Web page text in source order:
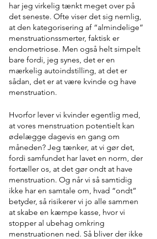
har jeg virkelig tænkt meget over på
det seneste. Ofte viser det sig nemlig,
at den kategorisering af “almindelige”
menstruationssmerter, faktisk er
endometriose. Men også helt simpelt
bare fordi, jeg synes, det er en
mærkelig autoindstilling, at det er
sådan, det er at være kvinde og have
menstruation.
Hvorfor lever vi kvinder egentlig med,
at vores menstruation potentielt kan
ødelægge dagevis en gang om
måneden? Jeg tænker, at vi gør det,
fordi samfundet har lavet en norm, der
fortæller os, at det gør ondt at have
menstruation. Og når vi så samtidig
ikke har en samtale om, hvad “ondt”
betyder, så risikerer vi jo alle sammen
at skabe en kæmpe kasse, hvor vi
stopper al ubehag omkring
menstruationen ned. Så bliver der ikke